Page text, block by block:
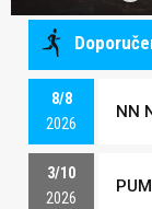
8/8
2026
NN
3/10
2026